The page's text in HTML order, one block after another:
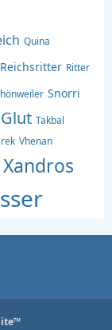
Quina
Reichsritter Ritter
Snorri
Takbal
Vhenan
Xandros